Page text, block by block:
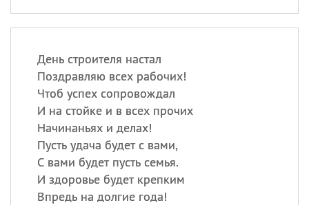
День строителя настал
Поздравляю всех рабочих!
Чтоб успех сопровождал
И на стойке и в всех прочих
Начинаньях и делах!
Пусть удача будет с вами,
С вами будет пусть семья.
И здоровье будет крепким
Впредь на долгие года!